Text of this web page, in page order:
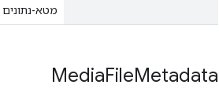
מטא-נתונים
MediaFileMetadata